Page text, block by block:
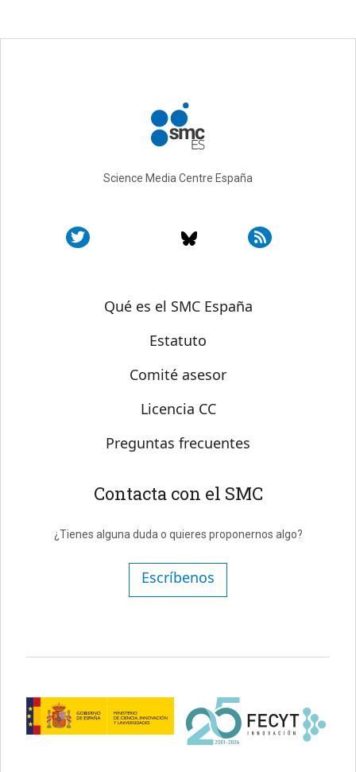
Science Media Centre España
Sobre SMC España
Qué es el SMC España
Estatuto
Comité asesor
Licencia CC
Preguntas frecuentes
Contacta con el SMC
¿Tienes alguna duda o quieres proponernos algo?
Escríbenos